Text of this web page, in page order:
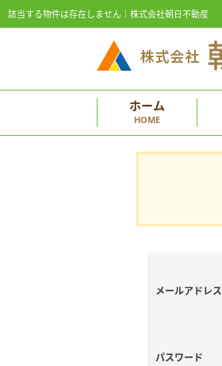
該当する物件は存在しません｜株式会社朝日不動産
ホーム
HOME
メールアドレス
パスワード